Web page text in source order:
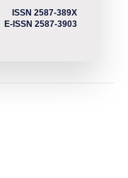
ISSN 2587-389X
E-ISSN 2587-3903